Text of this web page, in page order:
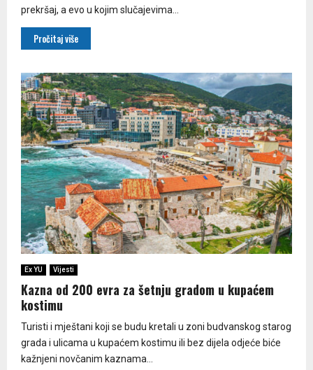
prekršaj, a evo u kojim slučajevima...
Pročitaj više
Ex YU Vijesti
Kazna od 200 evra za šetnju gradom u kupaćem
kostimu
Turisti i mještani koji se budu kretali u zoni budvanskog starog
grada i ulicama u kupaćem kostimu ili bez dijela odjeće biće
kažnjeni novčanim kaznama...